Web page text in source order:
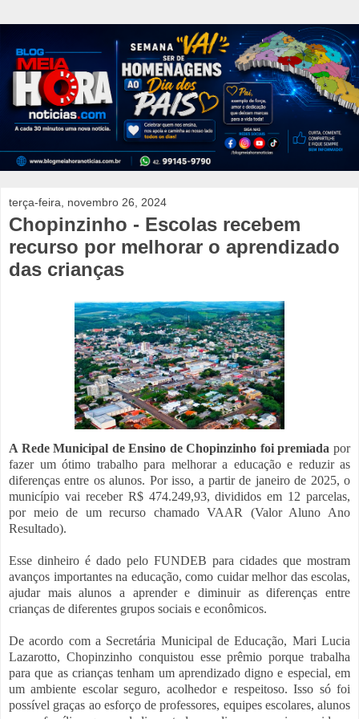
terça-feira, novembro 26, 2024
Chopinzinho - Escolas recebem
recurso por melhorar o aprendizado
das crianças
A Rede Municipal de Ensino de Chopinzinho foi premiada por
fazer um ótimo trabalho para melhorar a educação e reduzir as
diferenças entre os alunos. Por isso, a partir de janeiro de 2025, o
município vai receber R$ 474.249,93, divididos em 12 parcelas,
por meio de um recurso chamado VAAR (Valor Aluno Ano
Resultado).
Esse dinheiro é dado pelo FUNDEB para cidades que mostram
avanços importantes na educação, como cuidar melhor das escolas,
ajudar mais alunos a aprender e diminuir as diferenças entre
crianças de diferentes grupos sociais e econômicos.
De acordo com a Secretária Municipal de Educação, Mari Lucia
Lazarotto, Chopinzinho conquistou esse prêmio porque trabalha
para que as crianças tenham um aprendizado digno e especial, em
um ambiente escolar seguro, acolhedor e respeitoso. Isso só foi
possível graças ao esforço de professores, equipes escolares, alunos